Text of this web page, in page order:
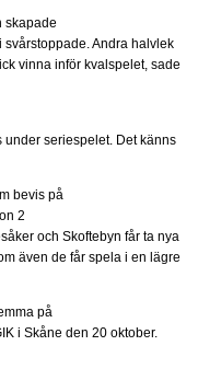
skapade
svårstoppade. Andra halvlek
vinna inför kvalspelet, sade
under seriespelet. Det känns
bevis på
2
och Skoftebyn får ta nya
även de får spela i en lägre
på
i Skåne den 20 oktober.